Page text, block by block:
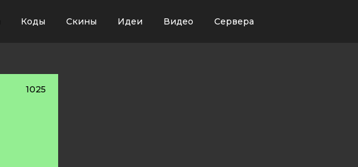
Коды Скины Идеи Видео Сервера
1025